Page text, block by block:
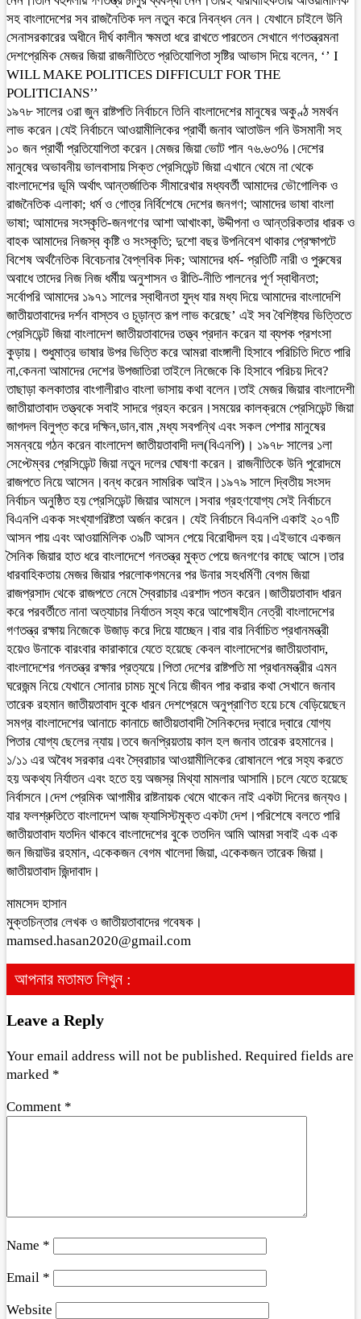
সহ বাংলাদেশের সব রাজনৈতিক দল নতুন করে নিবন্ধন নেন। যেখানে চাইলে উনি
সেনাসরকারের অধীনে দীর্ঘ কালীন ক্ষমতা ধরে রাখতে পারতেন সেখানে গণতন্ত্রমনা
দেশপ্রেমিক মেজর জিয়া রাজনীতিতে প্রতিযোগিতা সৃষ্টির আভাস দিয়ে বলেন, ‘’ I
WILL MAKE POLITICES DIFFICULT FOR THE
POLITICIANS’’
১৯৭৮ সালের ৩রা জুন রাষ্টপতি নির্বাচনে তিনি বাংলাদেশের মানুষের অকুণ্ঠ সমর্থন
লাভ করেন।যেই নির্বাচনে আওয়ামীলিকের প্রার্থী জনাব আতাউল গনি উসমানী সহ
১০ জন প্রার্থী প্রতিযোগিতা করেন।মেজর জিয়া ভোট পান ৭৬.৬৩%।দেশের
মানুষের অভাবনীয় ভালবাসায় সিক্ত প্রেসিডেন্ট জিয়া এখানে থেমে না থেকে
বাংলাদেশের ভূমি অর্থাৎ আন্তর্জাতিক সীমারেখার মধ্যবর্তী আমাদের ভৌগোলিক ও
রাজনৈতিক এলাকা; ধর্ম ও গোত্র নির্বিশেষে দেশের জনগণ; আমাদের ভাষা বাংলা
ভাষা; আমাদের সংস্কৃতি-জনগণের আশা আখাংকা, উদ্দীপনা ও আন্তরিকতার ধারক ও
বাহক আমাদের নিজস্ব কৃষ্টি ও সংস্কৃতি; দুশো বছর উপনিবেশ থাকার প্রেক্ষাপটে
বিশেষ অর্থনৈতিক বিবেচনার বৈপ্লবিক দিক; আমাদের ধর্ম- প্রতিটি নারী ও পুরুষের
অবাধে তাদের নিজ নিজ ধর্মীয় অনুশাসন ও রীতি-নীতি পালনের পূর্ণ স্বাধীনতা;
সর্বোপরি আমাদের ১৯৭১ সালের স্বাধীনতা যুদ্ধ যার মধ্য দিয়ে আমাদের বাংলাদেশি
জাতীয়তাবাদের দর্শন বাস্তব ও চূড়ান্ত রূপ লাভ করেছে’ এই সব বৈশিষ্ট্যর ভিত্তিতে
প্রেসিডেন্ট জিয়া বাংলাদেশ জাতীয়তাবাদের তত্ত্ব প্রদান করেন যা ব্যপক প্রশংসা
কুড়ায়। শুধুমাত্র ভাষার উপর ভিত্তি করে আমরা বাংঙ্গালী হিসাবে পরিচিতি দিতে পারি
না,কেননা আমাদের দেশের উপজাতিরা তাইলে নিজেকে কি হিসাবে পরিচয় দিবে?
তাছাড়া কলকাতার বাংগালীরাও বাংলা ভাসায় কথা বলেন।তাই মেজর জিয়ার বাংলাদেশী
জাতীয়াতাবাদ তত্ত্বকে সবাই সাদরে গ্রহন করেন।সময়ের কালক্রমে প্রেসিডেন্ট জিয়া
জাগদল বিলুপ্ত করে দক্ষিন,ডান,বাম ,মধ্য সবপন্থি এবং সকল পেশার মানুষের
সমন্বয়ে গঠন করেন বাংলাদেশ জাতীয়তাবাদী দল(বিএনপি)। ১৯৭৮ সালের ১লা
সেপ্টেম্বর প্রেসিডেন্ট জিয়া নতুন দলের ঘোষণা করেন। রাজনীতিকে উনি পুরোদমে
রাজপতে নিয়ে আসেন।বন্ধ করেন সামরিক আইন।১৯৭৯ সালে দ্বিতীয় সংসদ
নির্বাচন অনুষ্ঠিত হয় প্রেসিডেন্ট জিয়ার আমলে।সবার গ্রহণযোগ্য সেই নির্বাচনে
বিএনপি একক সংখ্যাগরিষ্টতা অর্জন করেন। যেই নির্বাচনে বিএনপি একাই ২০৭টি
আসন পায় এবং আওয়ামিলিক ৩৯টি আসন পেয়ে বিরোধীদল হয়।এইভাবে একজন
সৈনিক জিয়ার হাত ধরে বাংলাদেশে গনতন্ত্র মুক্ত পেয়ে জনগণের কাছে আসে।তার
ধারবাহিকতায় মেজর জিয়ার পরলোকগমনের পর উনার সহধর্মিণী বেগম জিয়া
রাজপ্রসাদ থেকে রাজপতে নেমে স্বৈরাচার এরশাদ পতন করেন।জাতীয়তাবাদ ধারন
করে পরবর্তীতে নানা অত্যাচার নির্যাতন সহ্য করে আপোষহীন নেত্রী বাংলাদেশের
গণতন্ত্র রক্ষায় নিজেকে উজাড় করে দিয়ে যাচ্ছেন।বার বার নির্বাচিত প্রধানমন্ত্রী
হয়েও উনাকে বারংবার কারাকারে যেতে হয়েছে কেবল বাংলাদেশের জাতীয়তাবাদ,
বাংলাদেশের গনতন্ত্র রক্ষার প্রত্যয়ে।পিতা দেশের রাষ্টপতি মা প্রধানমন্ত্রীর এমন
ঘরেজন্ম নিয়ে যেখানে সোনার চামচ মুখে নিয়ে জীবন পার করার কথা সেখানে জনাব
তারেক রহমান জাতীয়তাবাদ বুকে ধারন দেশপ্রেমে অনুপ্রাণিত হয়ে চষে বেড়িয়েছেন
সমগ্র বাংলাদেশের আনাচে কানাচে জাতীয়তাবাদী সৈনিকদের দ্বারে দ্বারে যোগ্য
পিতার যোগ্য ছেলের ন্যায়।তবে জনপ্রিয়তায় কাল হল জনাব তারেক রহমানের।
১/১১ এর অবৈধ সরকার এবং স্বৈরাচার আওয়ামীলিকের রোষানলে পরে সহ্য করতে
হয় অকথ্য নির্যাতন এবং হতে হয় অজস্র মিথ্যা মামলার আসামি।চলে যেতে হয়েছে
নির্বাসনে।দেশ প্রেমিক আগামীর রাষ্টনায়ক থেমে থাকেন নাই একটা দিনের জন্যও।
যার ফলশ্রুতিতে বাংলাদেশ আজ ফ্যাসিস্টমুক্ত একটা দেশ।পরিশেষে বলতে পারি
জাতীয়তাবাদ যতদিন থাকবে বাংলাদেশের বুকে ততদিন আমি আমরা সবাই এক এক
জন জিয়াউর রহমান, একেকজন বেগম খালেদা জিয়া, একেকজন তারেক জিয়া।
জাতীয়তাবাদ জিন্দাবাদ।
মামসেদ হাসান
মুক্তচিন্তার লেখক ও জাতীয়তাবাদের গবেষক।
mamsed.hasan2020@gmail.com
আপনার মতামত লিখুন :
Leave a Reply
Your email address will not be published. Required fields are
marked *
Comment *
Name *
Email *
Website